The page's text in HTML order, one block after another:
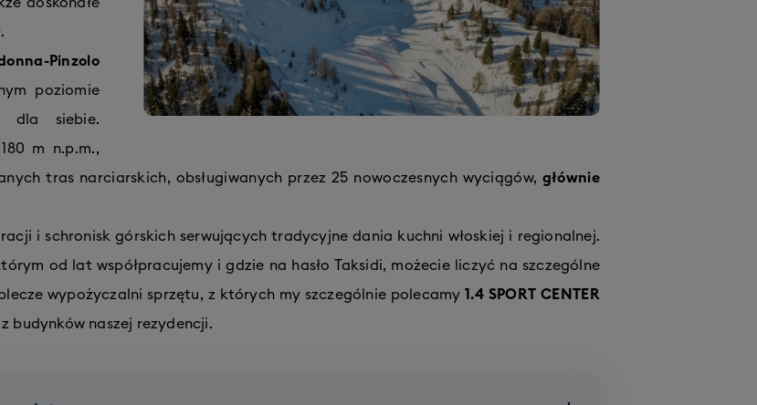
Pinzolo
poziomie
dla siebie.
m n.p.m.,
tras narciarskich, obsługiwanych przez 25 nowoczesnych wyciągów, głównie
i schronisk górskich serwujących tradycyjne dania kuchni włoskiej i regionalnej.
od lat współpracujemy i gdzie na hasło Taksidi, możecie liczyć na szczególne
wypożyczalni sprzętu, z których my szczególnie polecamy1.4 SPORT CENTER
budynków naszej rezydencji.